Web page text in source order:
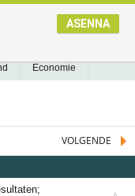
Economie
VOLGENDE
ASENNA